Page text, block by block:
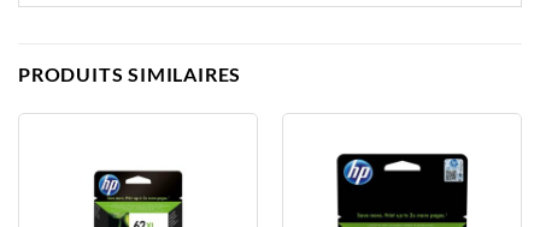
PRODUITS SIMILAIRES